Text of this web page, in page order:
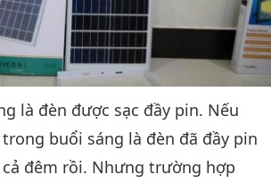
là đèn được sạc đầy pin. Nếu
buổi sáng là đèn đã đầy pin
đêm rồi. Nhưng trường hợp